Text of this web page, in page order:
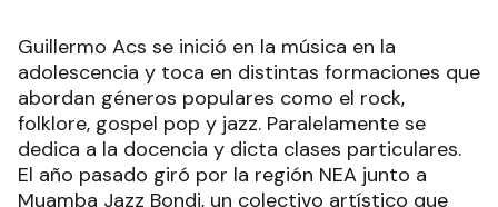
Guillermo Acs se inició en la música en la
adolescencia y toca en distintas formaciones que
abordan géneros populares como el rock,
folklore, gospel pop y jazz. Paralelamente se
dedica a la docencia y dicta clases particulares.
El año pasado giró por la región NEA junto a
Muamba Jazz Bondi, un colectivo artístico que